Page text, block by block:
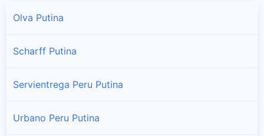
Olva Putina
Scharff Putina
Servientrega Peru Putina
Urbano Peru Putina